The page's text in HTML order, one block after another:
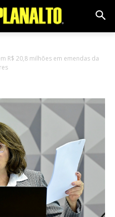
R$ 20,8 milhões em emendas da